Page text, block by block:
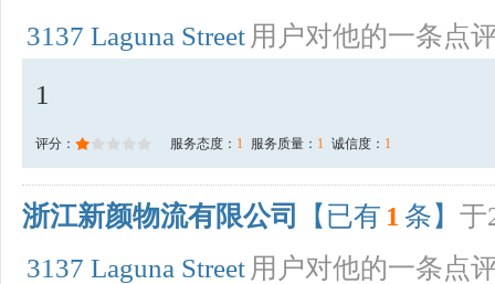
3137 Laguna Street 用户对他的一条点
1
评分： 服务态度： 1 服务质量： 1 诚信度： 1
浙江新颜物流有限公司 【已有 1 条】 于
3137 Laguna Street 用户对他的一条点